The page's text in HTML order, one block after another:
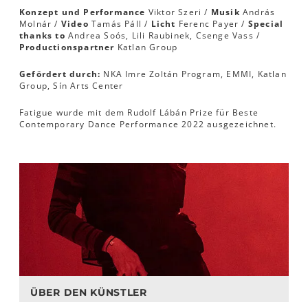
Konzept und Performance Viktor Szeri / MusikAndrás
Molnár / VideoTamás Páll / Licht Ferenc Payer / Special
thanks to Andrea Soós, Lili Raubinek, Csenge Vass /
Productionspartner Katlan Group
Gefördert durch: NKA Imre Zoltán Program, EMMI, Katlan
Group, Sín Arts Center
Fatigue wurde mit dem Rudolf Lábán Prize für Beste
Contemporary Dance Performance 2022 ausgezeichnet.
ÜBER DEN KÜNSTLER